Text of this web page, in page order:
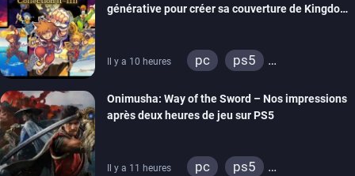
générative pour créer sa couverture de Kingdom
Il y a 10 heures pc
ps5
Onimusha: Way of the Sword – Nos impressions
après deux heures de jeu sur PS5
Il y a 11 heures pc
ps5